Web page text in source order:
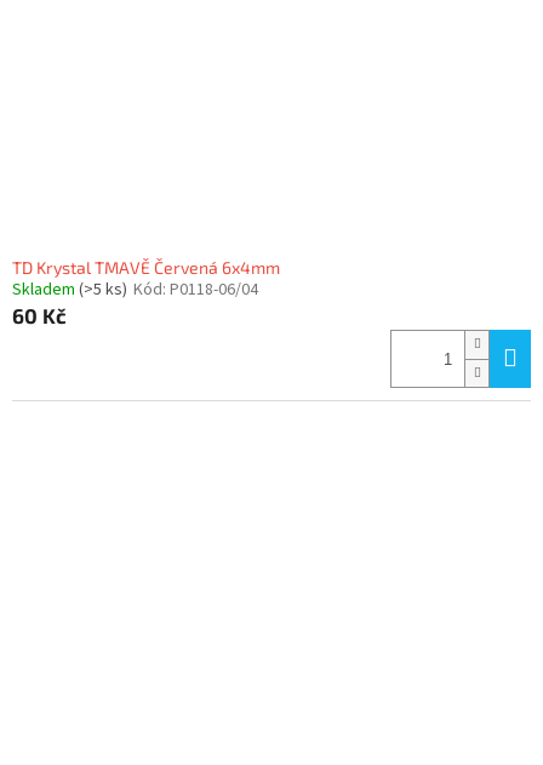
TD Krystal TMAVĚ Červená 6x4mm
Skladem (>5 ks) Kód: P0118-06/04
60 Kč